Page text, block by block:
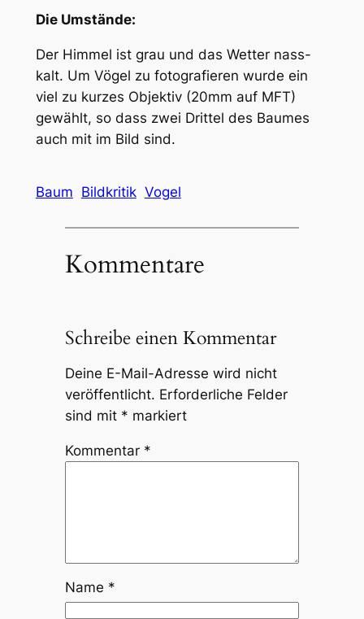
Die Umstände:
Der Himmel ist grau und das Wetter nass-
kalt. Um Vögel zu fotografieren wurde ein
viel zu kurzes Objektiv (20mm auf MFT)
gewählt, so dass zwei Drittel des Baumes
auch mit im Bild sind.
Baum Bildkritik Vogel
Kommentare
Schreibe einen Kommentar
Deine E-Mail-Adresse wird nicht
veröffentlicht. Erforderliche Felder
sind mit * markiert
Kommentar *
Name *